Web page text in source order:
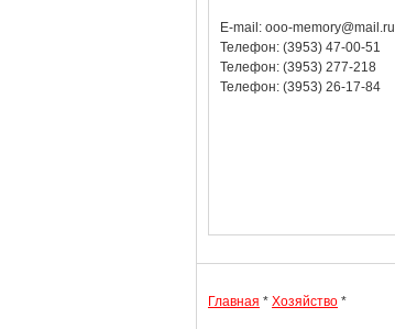
E-mail: ooo-memory@mail.ru
Телефон: (3953) 47-00-51
Телефон: (3953) 277-218
Телефон: (3953) 26-17-84
Главная * Хозяйство *